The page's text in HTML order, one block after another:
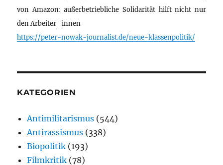
von Amazon: außerbetriebliche Solidarität hilft nicht nur
den Arbeiter_innen
https://peter-nowak-journalist.de/neue-klassenpolitik/
KATEGORIEN
Antimilitarismus (544)
Antirassismus (338)
Biopolitik (193)
Filmkritik (78)